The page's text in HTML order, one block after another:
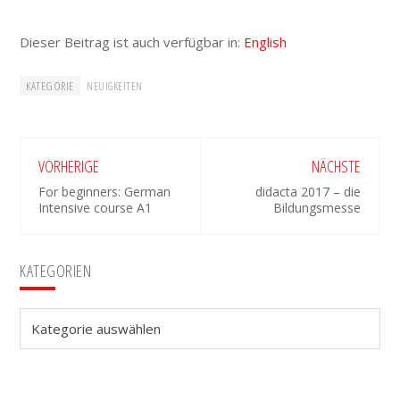
Dieser Beitrag ist auch verfügbar in: English
KATEGORIE NEUIGKEITEN
VORHERIGE
For beginners: German
Intensive course A1
NÄCHSTE
didacta 2017 – die
Bildungsmesse
Seitenspalte
KATEGORIEN